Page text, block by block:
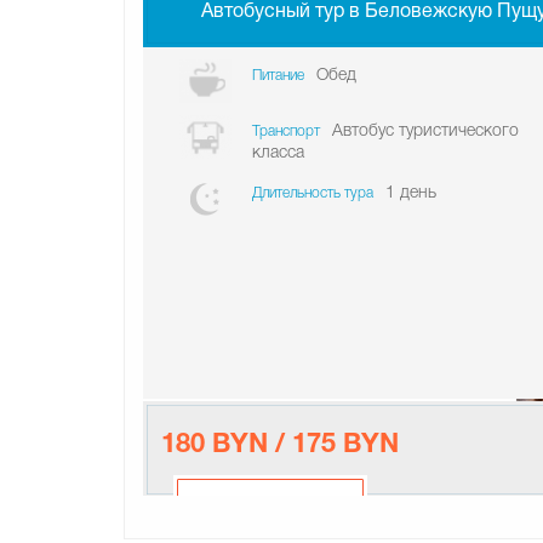
Автобусный тур в Беловежскую
Питание Обед
Транспорт
Автобус туристического
класса
Длительность тура 1 день
180 BYN / 175 BYN